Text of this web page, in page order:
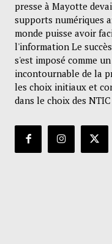
presse à Mayotte
supports numériques
monde puisse avoir
l'information Le
s'est imposé comme
incontournable de la
les choix initiaux et
dans le choix des